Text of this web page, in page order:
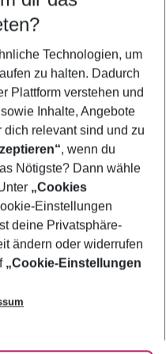
Technologien, um
zu halten. Dadurch
Plattform verstehen und
Inhalte, Angebote
relevant sind und zu
, wenn du
Nötigste? Dann wähle
„Cookies
Einstellungen
deine Privatsphäre-
ändern oder widerrufen
„Cookie-Einstellungen